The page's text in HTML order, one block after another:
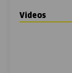
Videos